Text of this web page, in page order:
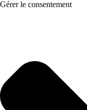
Gérer le consentement